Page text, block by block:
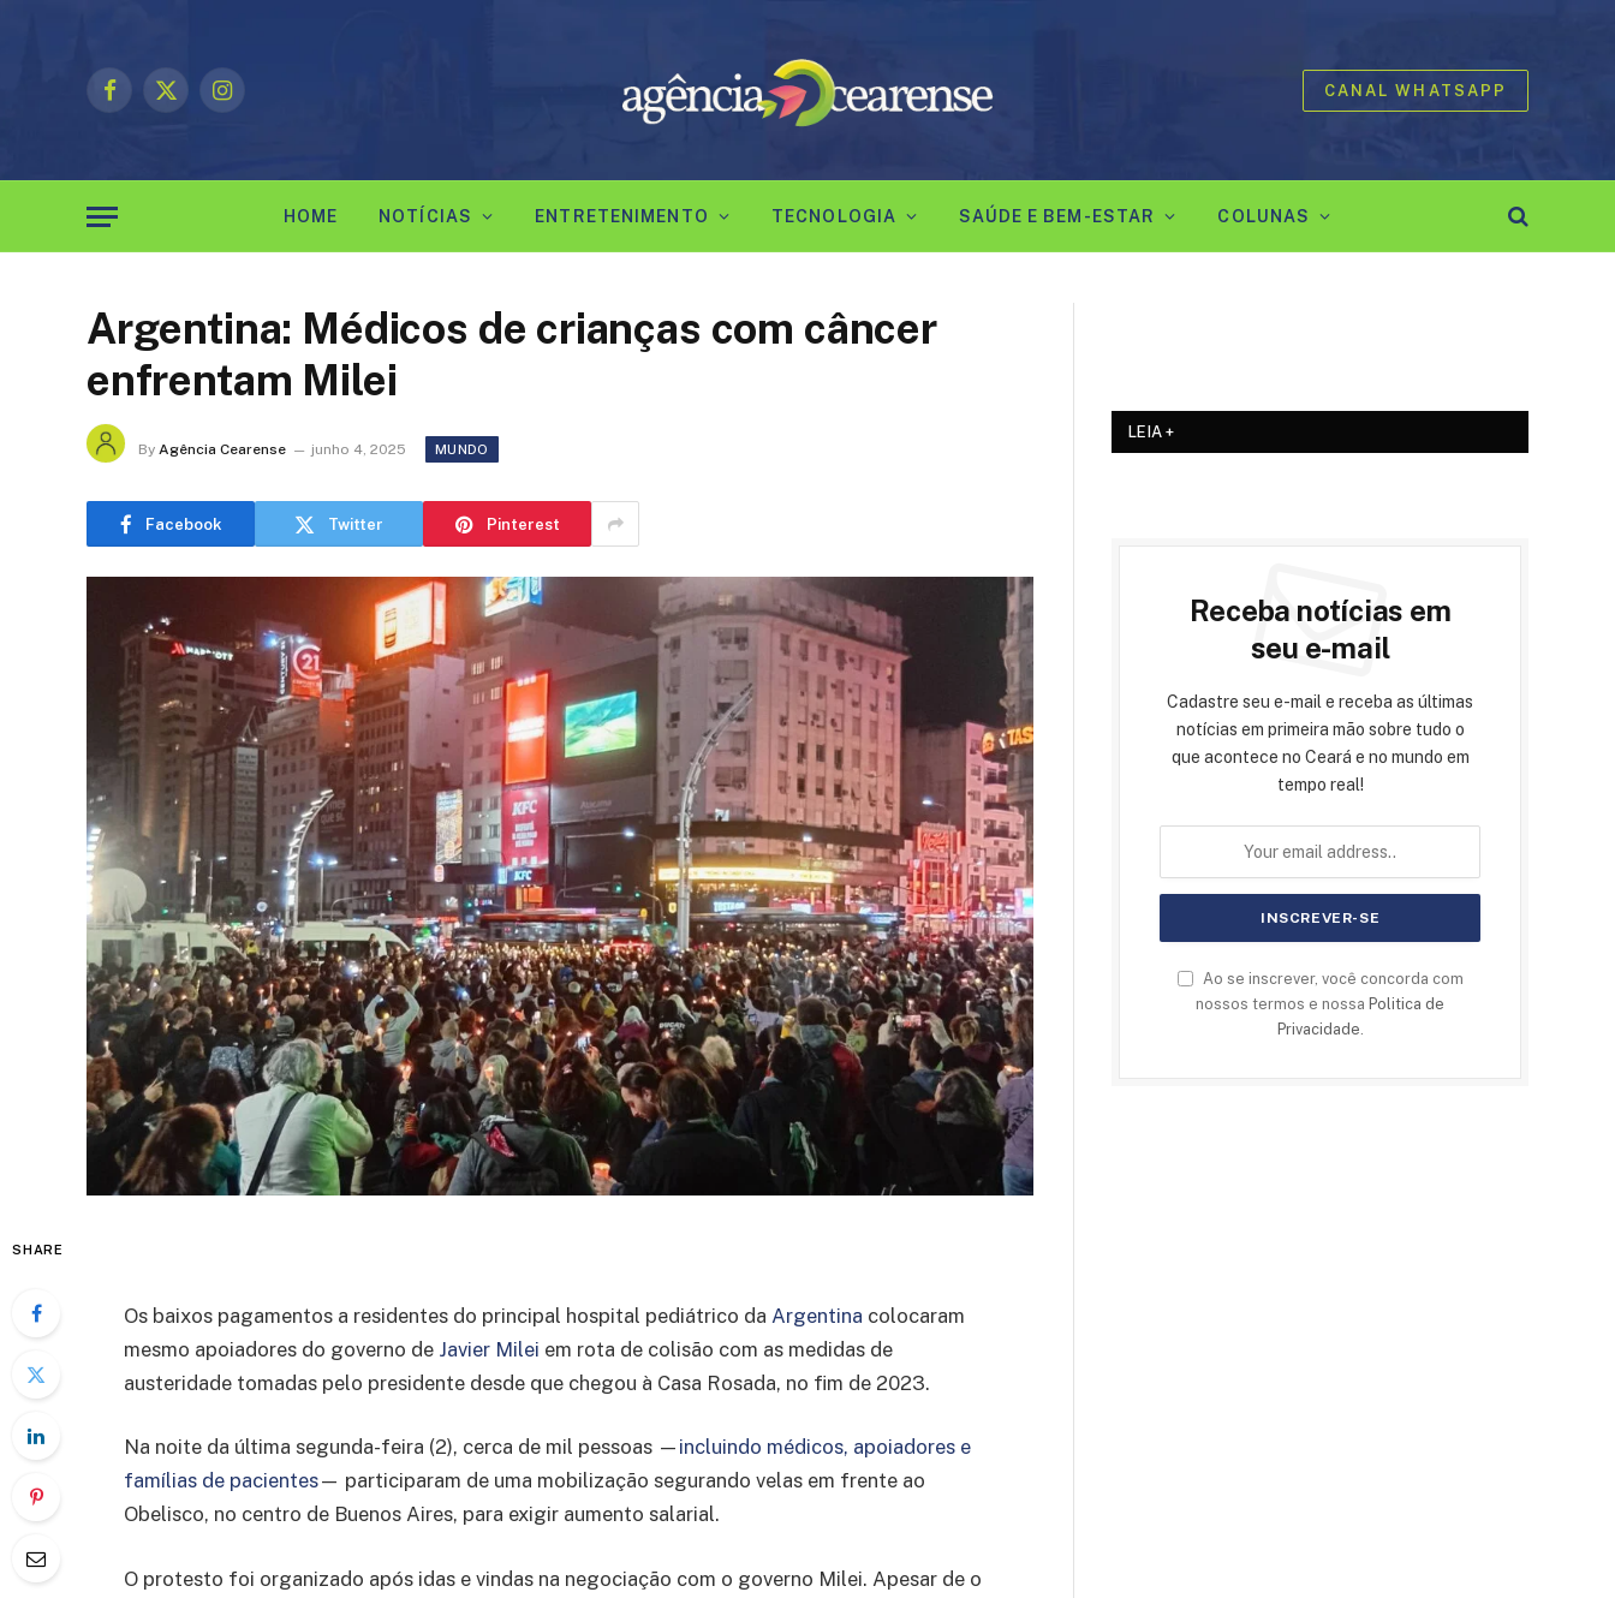
Facebook
X
Instagram
CANAL WHATSAPP
HOME NOTÍCIAS ENTRETENIMENTO TECNOLOGIA SAÚDE E BEM-ESTAR COLUNAS
Argentina: Médicos de crianças com câncer
enfrentam Milei
By Agência Cearense junho 4, 2025 MUNDO
Facebook Twitter Pinterest
SHARE
Os baixos pagamentos a residentes do principal hospital pediátrico da Argentina colocaram
mesmo apoiadores do governo de Javier Milei em rota de colisão com as medidas de
austeridade tomadas pelo presidente desde que chegou à Casa Rosada, no fim de 2023.
Na noite da última segunda-feira (2), cerca de mil pessoas — incluindo médicos, apoiadores e
famílias de pacientes— participaram de uma mobilização segurando velas em frente ao
Obelisco, no centro de Buenos Aires, para exigir aumento salarial.
O protesto foi organizado após idas e vindas na negociação com o governo Milei. Apesar de o
LEIA +
Receba notícias em
seu e-mail
Cadastre seu e-mail e receba as últimas
notícias em primeira mão sobre tudo o
que acontece no Ceará e no mundo em
tempo real!
Ao se inscrever, você concorda com
nossos termos e nossa Politica de
Privacidade.